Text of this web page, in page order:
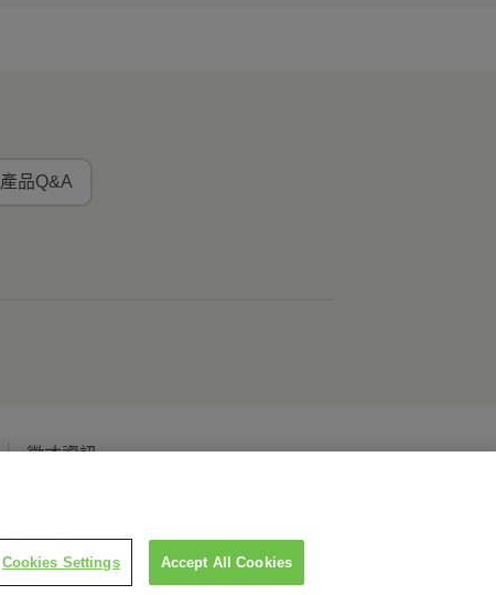
產品Q&A
徵才資訊
Cookies Settings Accept All Cookies